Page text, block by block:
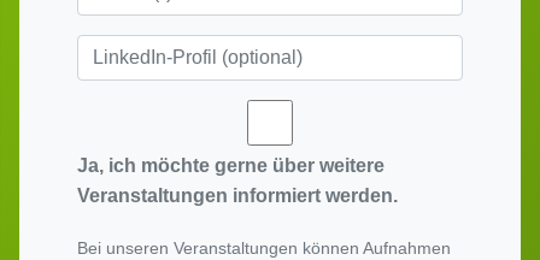
Ja, ich möchte gerne über weitere
Veranstaltungen informiert werden.
Bei unseren Veranstaltungen können Aufnahmen